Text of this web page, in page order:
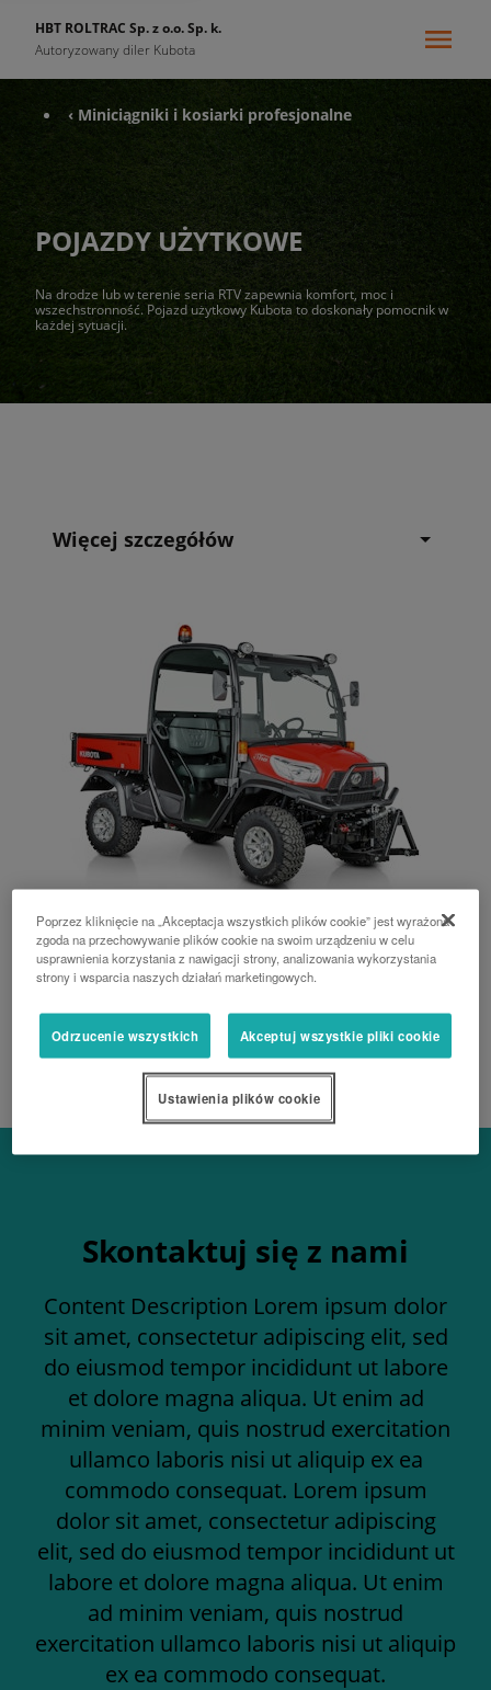
HBT ROLTRAC Sp. z o.o. Sp. k.
Autoryzowany diler Kubota
‹ Miniciągniki i kosiarki profesjonalne
POJAZDY UŻYTKOWE
Na drodze lub w terenie seria RTV zapewnia komfort, moc i
wszechstronność. Pojazd użytkowy Kubota to doskonały pomocnik w
każdej sytuacji.
Więcej szczegółów
RTVX1100
Skontaktuj się z nami
Content Description Lorem ipsum dolor
sit amet, consectetur adipiscing elit, sed
do eiusmod tempor incididunt ut labore
et dolore magna aliqua. Ut enim ad
minim veniam, quis nostrud exercitation
ullamco laboris nisi ut aliquip ex ea
commodo consequat. Lorem ipsum
dolor sit amet, consectetur adipiscing
elit, sed do eiusmod tempor incididunt ut
labore et dolore magna aliqua. Ut enim
ad minim veniam, quis nostrud
exercitation ullamco laboris nisi ut aliquip
ex ea commodo consequat.
Poprzez kliknięcie na „Akceptacja wszystkich plików cookie” jest wyrażona
zgoda na przechowywanie plików cookie na swoim urządzeniu w celu
usprawnienia korzystania z nawigacji strony, analizowania wykorzystania
strony i wsparcia naszych działań marketingowych.
Odrzucenie wszystkich Akceptuj wszystkie pliki cookie
Ustawienia plików cookie